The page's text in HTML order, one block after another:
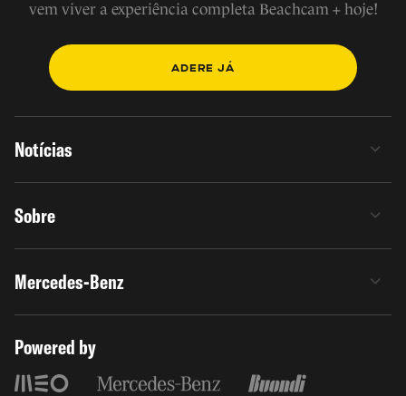
vem viver a experiência completa Beachcam + hoje!
ADERE JÁ
Notícias
Sobre
Mercedes-Benz
Powered by